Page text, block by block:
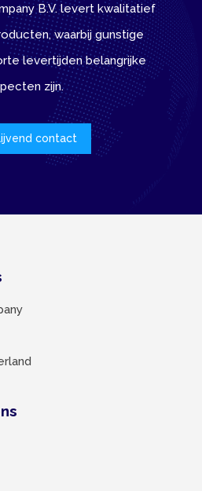
B.V. levert kwalitatief
waarbij gunstige
levertijden belangrijke
zijn.
contact